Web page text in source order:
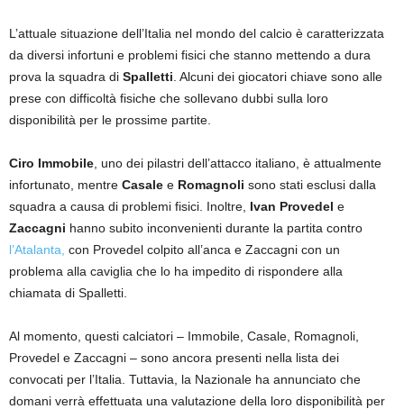
L’attuale situazione dell’Italia nel mondo del calcio è caratterizzata
da diversi infortuni e problemi fisici che stanno mettendo a dura
prova la squadra di Spalletti . Alcuni dei giocatori chiave sono alle
prese con difficoltà fisiche che sollevano dubbi sulla loro
disponibilità per le prossime partite.
Ciro Immobile , uno dei pilastri dell’attacco italiano, è attualmente
infortunato, mentre Casale e Romagnoli sono stati esclusi dalla
squadra a causa di problemi fisici. Inoltre, Ivan Provedel e
Zaccagni hanno subito inconvenienti durante la partita contro
l’Atalanta, con Provedel colpito all’anca e Zaccagni con un
problema alla caviglia che lo ha impedito di rispondere alla
chiamata di Spalletti.
Al momento, questi calciatori – Immobile, Casale, Romagnoli,
Provedel e Zaccagni – sono ancora presenti nella lista dei
convocati per l’Italia. Tuttavia, la Nazionale ha annunciato che
domani verrà effettuata una valutazione della loro disponibilità per